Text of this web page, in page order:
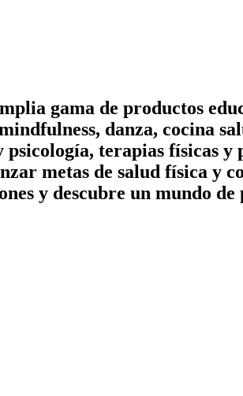
gama de productos
danza, cocina
psicología, terapias físicas
metas de salud física y
y descubre un mundo